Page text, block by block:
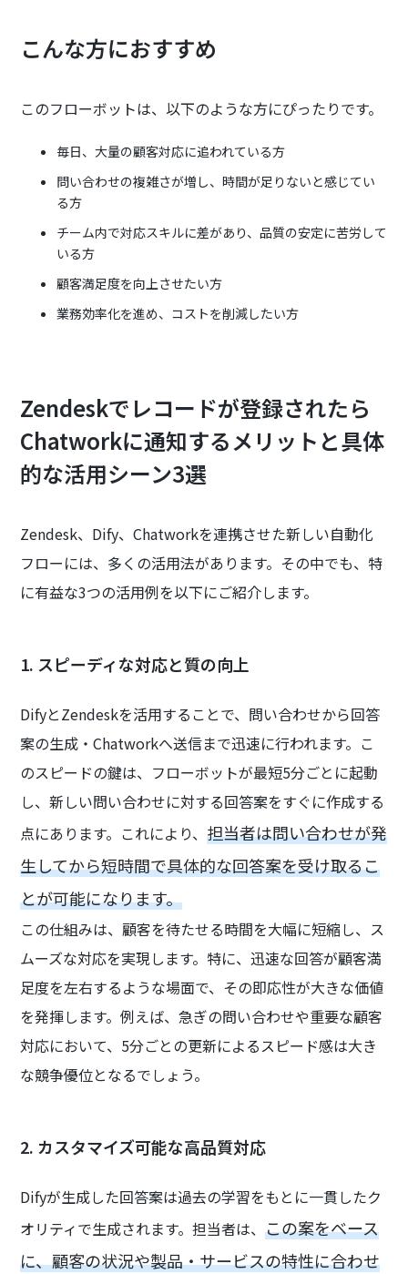
こんな方におすすめ
このフローボットは、以下のような方にぴったりです。
毎日、大量の顧客対応に追われている方
問い合わせの複雑さが増し、時間が足りないと感じてい
る方
チーム内で対応スキルに差があり、品質の安定に苦労して
いる方
顧客満足度を向上させたい方
業務効率化を進め、コストを削減したい方
Zendeskでレコードが登録されたら
Chatworkに通知するメリットと具体
的な活用シーン3選
Zendesk、Dify、Chatworkを連携させた新しい自動化
フローには、多くの活用法があります。その中でも、特
に有益な3つの活用例を以下にご紹介します。
1. スピーディな対応と質の向上
DifyとZendeskを活用することで、問い合わせから回答
案の生成・Chatworkへ送信まで迅速に行われます。こ
のスピードの鍵は、フローボットが最短5分ごとに起動
し、新しい問い合わせに対する回答案をすぐに作成する
点にあります。これにより、担当者は問い合わせが発
生してから短時間で具体的な回答案を受け取るこ
とが可能になります。
この仕組みは、顧客を待たせる時間を大幅に短縮し、ス
ムーズな対応を実現します。特に、迅速な回答が顧客満
足度を左右するような場面で、その即応性が大きな価値
を発揮します。例えば、急ぎの問い合わせや重要な顧客
対応において、5分ごとの更新によるスピード感は大き
な競争優位となるでしょう。
2. カスタマイズ可能な高品質対応
Difyが生成した回答案は過去の学習をもとに一貫したク
オリティで生成されます。担当者は、この案をベース
に、顧客の状況や製品・サービスの特性に合わせ